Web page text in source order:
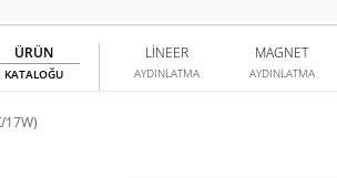
MAGNET
AYDINLATMA
LINEER
AYDINLATMA
ÜRÜN
KATALOĞU